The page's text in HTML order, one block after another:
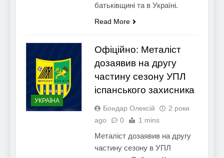
батьківщині та в Україні.
Read More
УКРАЇНА
Офіційно: Металіст
дозаявив на другу
частину сезону УПЛ
іспанського захисника
Бондар Олексій
2 роки
ago
0 1 mins
Металіст дозаявив на другу
частину сезону в УПЛ